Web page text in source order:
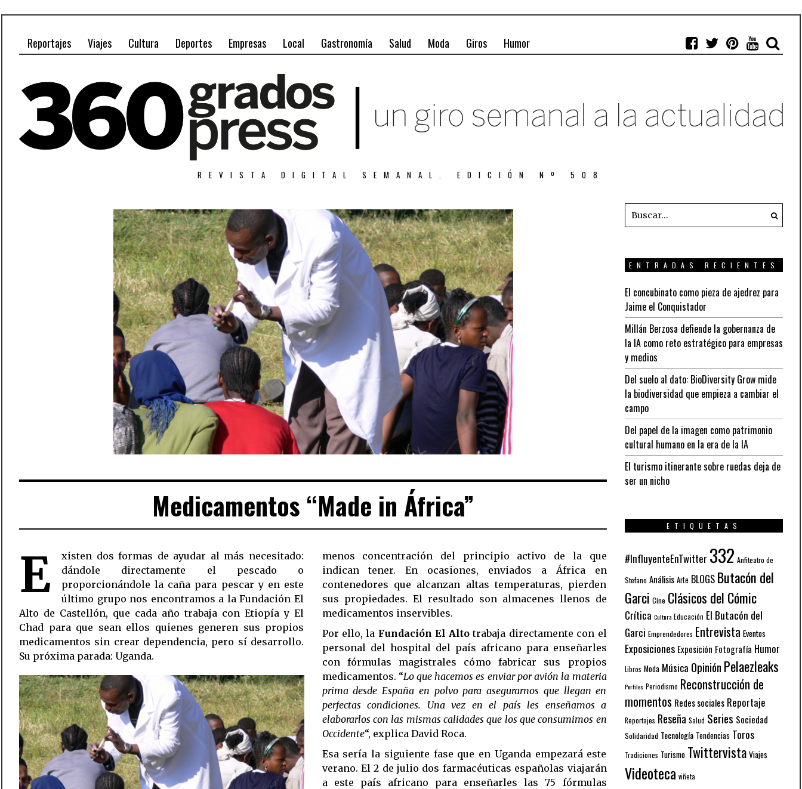
Reportajes Viajes Cultura Deportes Empresas Local Gastronomía Salud Moda Giros Humor
REVISTA DIGITAL SEMANAL. EDICIÓN Nº 508
Medicamentos “Made in África”
E
xisten dos formas de ayudar al más necesitado:
dándole directamente el pescado o
proporcionándole la caña para pescar y en este
último grupo nos encontramos a la Fundación El
Alto de Castellón, que cada año trabaja con Etiopía y El
Chad para que sean ellos quienes generen sus propios
medicamentos sin crear dependencia, pero sí desarrollo.
Su próxima parada: Uganda.
menos concentración del principio activo de la que
indican tener. En ocasiones, enviados a África en
contenedores que alcanzan altas temperaturas, pierden
sus propiedades. El resultado son almacenes llenos de
medicamentos inservibles.
Por ello, la Fundación El Altotrabaja directamente con el
personal del hospital del país africano para enseñarles
con fórmulas magistrales cómo fabricar sus propios
medicamentos. “Lo que hacemos es enviar por avión la materia
prima desde España en polvo para asegurarnos que llegan en
perfectas condiciones. Una vez en el país les enseñamos a
elaborarlos con las mismas calidades que los que consumimos en
Occidente“, explica David Roca.
Esa sería la siguiente fase que en Uganda empezará este
verano. El 2 de julio dos farmacéuticas españolas viajarán
a este país africano para enseñarles las 75 fórmulas
ENTRADAS RECIENTES
El concubinato como pieza de ajedrez para
Jaime el Conquistador
Millán Berzosa defiende la gobernanza de
la IA como reto estratégico para empresas
y medios
Del suelo al dato: BioDiversity Grow mide
la biodiversidad que empieza a cambiar el
campo
Del papel de la imagen como patrimonio
cultural humano en la era de la IA
El turismo itinerante sobre ruedas deja de
ser un nicho
ETIQUETAS
#InfluyenteEnTwitter 332 Anfiteatro de
Stefano Análisis Arte BLOGS Butacón del
Garci Cine Clásicos del Cómic
Crítica Cultura Educación El Butacón del
Garci Emprendedores Entrevista Eventos
Exposiciones Exposición Fotografía Humor
Libros Moda Música Opinión Pelaezleaks
Perfiles Periodismo Reconstrucción de
momentos Redes sociales Reportaje
Reportajes Reseña Salud Series Sociedad
Solidaridad Tecnología Tendencias Toros
Tradiciones Turismo Twittervista Viajes
Videoteca viñeta